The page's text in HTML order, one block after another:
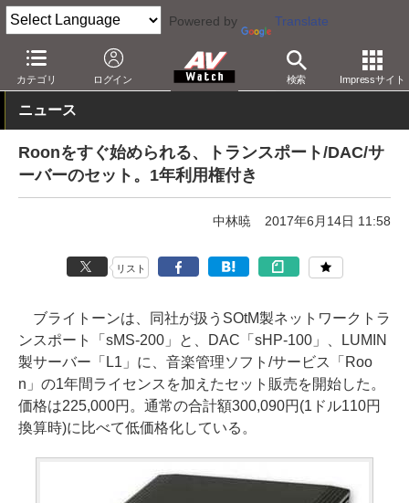
Powered by Translate
カテゴリ ログイン 検索 Impressサイト
AV Watch 製品 ネットワークプレーヤー
ニュース
Roonをすぐ始められる、トランスポート/DAC/サ
ーバーのセット。1年利用権付き
中林暁 2017年6月14日 11:58
リスト
ブライトーンは、同社が扱うSOtM製ネットワークトラ
ンスポート「sMS-200」と、DAC「sHP-100」、LUMIN
製サーバー「L1」に、音楽管理ソフト/サービス「Roo
n」の1年間ライセンスを加えたセット販売を開始した。
価格は225,000円。通常の合計額300,090円(1ドル110円
換算時)に比べて低価格化している。